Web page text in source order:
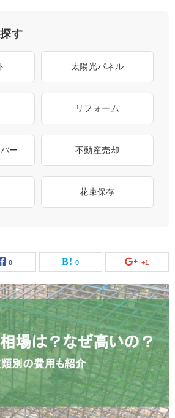
す
太陽光パネル
リフォーム
ー 不動産売却
花束保存
0 0 +1